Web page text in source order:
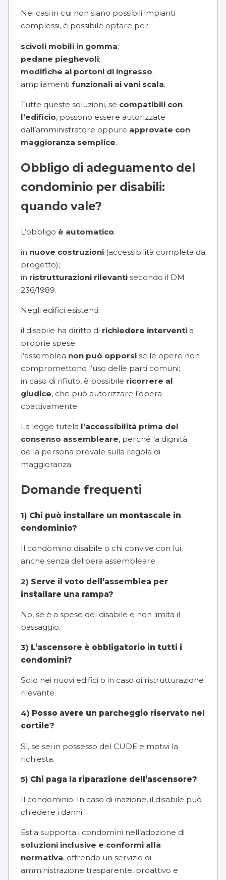
Nei casi in cui non siano possibili impianti
complessi, è possibile optare per:
scivoli mobili in gomma;
pedane pieghevoli;
modifiche ai portoni di ingresso;
ampliamenti funzionali ai vani scala.
Tutte queste soluzioni, se compatibili con
l’edificio, possono essere autorizzate
dall’amministratore oppure approvate con
maggioranza semplice.
Obbligo di adeguamento del
condominio per disabili:
quando vale?
L’obbligo è automatico:
in nuove costruzioni (accessibilità completa da
progetto);
in ristrutturazioni rilevanti secondo il DM
236/1989.
Negli edifici esistenti:
il disabile ha diritto di richiedere interventi a
proprie spese;
l’assemblea non può opporsi se le opere non
compromettono l’uso delle parti comuni;
in caso di rifiuto, è possibile ricorrere al
giudice, che può autorizzare l’opera
coattivamente.
La legge tutela l’accessibilità prima del
consenso assembleare, perché la dignità
della persona prevale sulla regola di
maggioranza.
Domande frequenti
1) Chi può installare un montascale in
condominio?
Il condòmino disabile o chi convive con lui,
anche senza delibera assembleare.
2) Serve il voto dell’assemblea per
installare una rampa?
No, se è a spese del disabile e non limita il
passaggio.
3) L’ascensore è obbligatorio in tutti i
condomini?
Solo nei nuovi edifici o in caso di ristrutturazione
rilevante.
4) Posso avere un parcheggio riservato nel
cortile?
Sì, se sei in possesso del CUDE e motivi la
richiesta.
5) Chi paga la riparazione dell’ascensore?
Il condominio. In caso di inazione, il disabile può
chiedere i danni.
Estia supporta i condomìni nell’adozione di
soluzioni inclusive e conformi alla
normativa, offrendo un servizio di
amministrazione trasparente, proattivo e